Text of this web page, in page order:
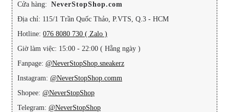
Cửa hàng: NeverStopShop.com
Địa chỉ: 115/1 Trần Quốc Thảo, P.VTS, Q.3 - HCM
Hotline: 076 8080 730 ( Zalo )
Giờ làm việc: 15:00 - 22:00 ( Hằng ngày )
Fanpage: @NeverStopShop.sneakerz
Instagram: @NeverStopShop.comm
Shopee: @NeverStopShop
Telegram: @NeverStopShop